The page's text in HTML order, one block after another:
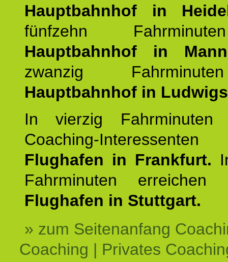
Hauptbahnhof in
fünfzehn
Hauptbahnhof in
zwanzig
Hauptbahnhof in
In vierzig Fahrminuten
Coaching-
Flughafen in Frankfurt.
Fahrminuten
Flughafen in Stuttgart.
» zum Seitenanfang
Coaching | Privates